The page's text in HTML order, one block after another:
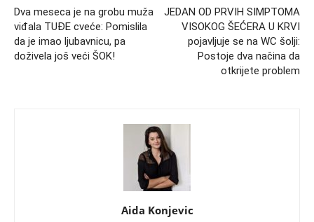
Dva meseca je na grobu muža
viđala TUĐE cveće: Pomislila
da je imao ljubavnicu, pa
doživela još veći ŠOK!
JEDAN OD PRVIH SIMPTOMA
VISOKOG ŠEĆERA U KRVI
pojavljuje se na WC šolji:
Postoje dva načina da
otkrijete problem
Aida Konjevic